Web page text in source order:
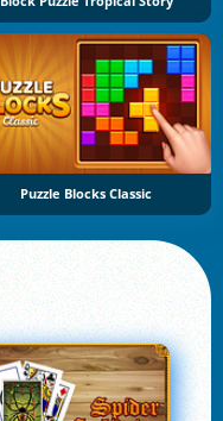
Puzzle Blocks Classic